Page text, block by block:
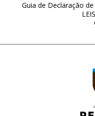
Guia de Declaração